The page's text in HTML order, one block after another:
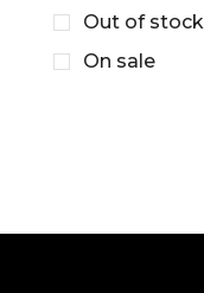
Out of stock
On sale